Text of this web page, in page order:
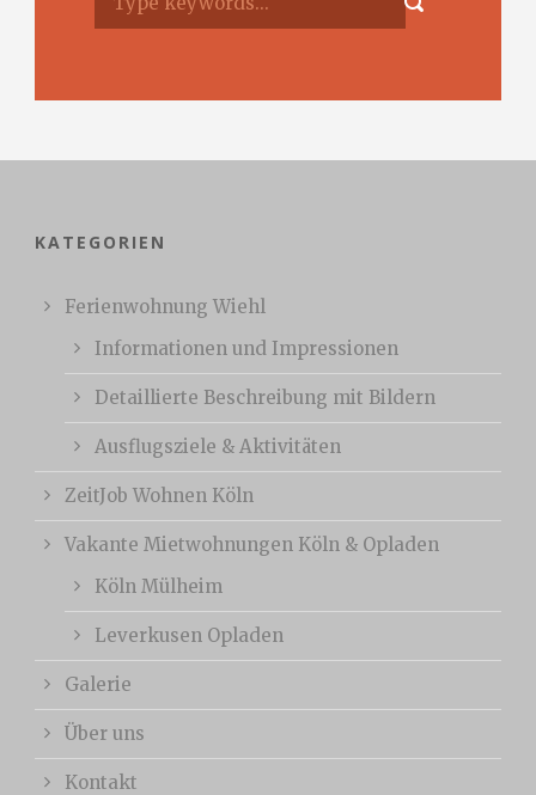
KATEGORIEN
Ferienwohnung Wiehl
Informationen und Impressionen
Detaillierte Beschreibung mit Bildern
Ausflugsziele & Aktivitäten
ZeitJob Wohnen Köln
Vakante Mietwohnungen Köln & Opladen
Köln Mülheim
Leverkusen Opladen
Galerie
Über uns
Kontakt